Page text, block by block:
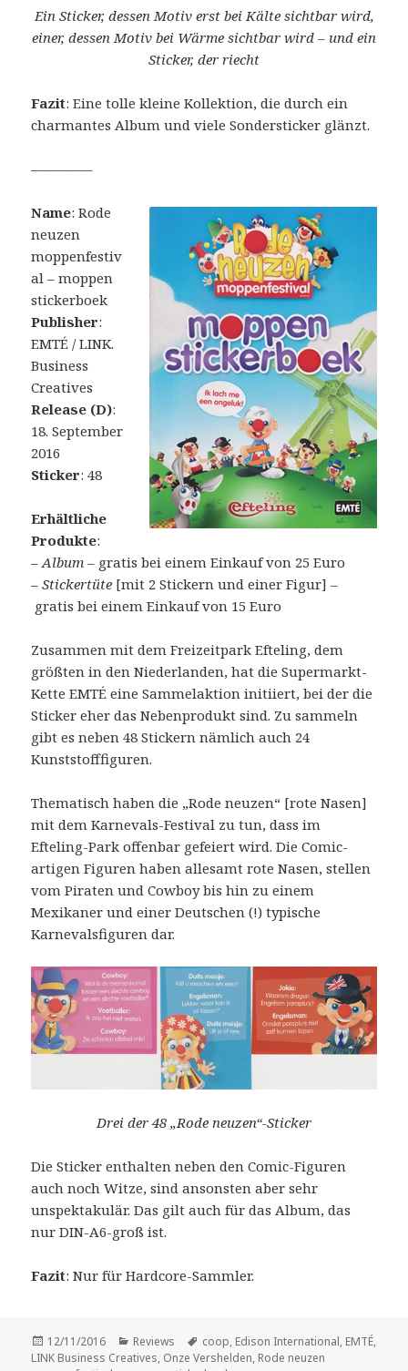
Ein Sticker, dessen Motiv erst bei Kälte sichtbar wird,
einer, dessen Motiv bei Wärme sichtbar wird – und ein
Sticker, der riecht
Fazit: Eine tolle kleine Kollektion, die durch ein
charmantes Album und viele Sondersticker glänzt.
————–
Name: Rode
neuzen
moppenfestiv
al – moppen
stickerboek
Publisher:
EMTÉ / LINK.
Business
Creatives
Release (D):
18. September
2016
Sticker: 48
Erhältliche
Produkte:
–Album – gratis bei einem Einkauf von 25 Euro
–Stickertüte [mit 2 Stickern und einer Figur] –
gratis bei einem Einkauf von 15 Euro
Zusammen mit dem Freizeitpark Efteling, dem
größten in den Niederlanden, hat die Supermarkt-
Kette EMTÉ eine Sammelaktion initiiert, bei der die
Sticker eher das Nebenprodukt sind. Zu sammeln
gibt es neben 48 Stickern nämlich auch 24
Kunststofffiguren.
Thematisch haben die „Rode neuzen“ [rote Nasen]
mit dem Karnevals-Festival zu tun, dass im
Efteling-Park offenbar gefeiert wird. Die Comic-
artigen Figuren haben allesamt rote Nasen, stellen
vom Piraten und Cowboy bis hin zu einem
Mexikaner und einer Deutschen (!) typische
Karnevalsfiguren dar.
Drei der 48 „Rode neuzen“-Sticker
Die Sticker enthalten neben den Comic-Figuren
auch noch Witze, sind ansonsten aber sehr
unspektakulär. Das gilt auch für das Album, das
nur DIN-A6-groß ist.
Fazit: Nur für Hardcore-Sammler.
Veröffentlicht
am
12/11/2016 Kategorien
Reviews Schlagwörter
coop, Edison International, EMTÉ,
LINK Business Creatives, Onze Vershelden, Rode neuzen